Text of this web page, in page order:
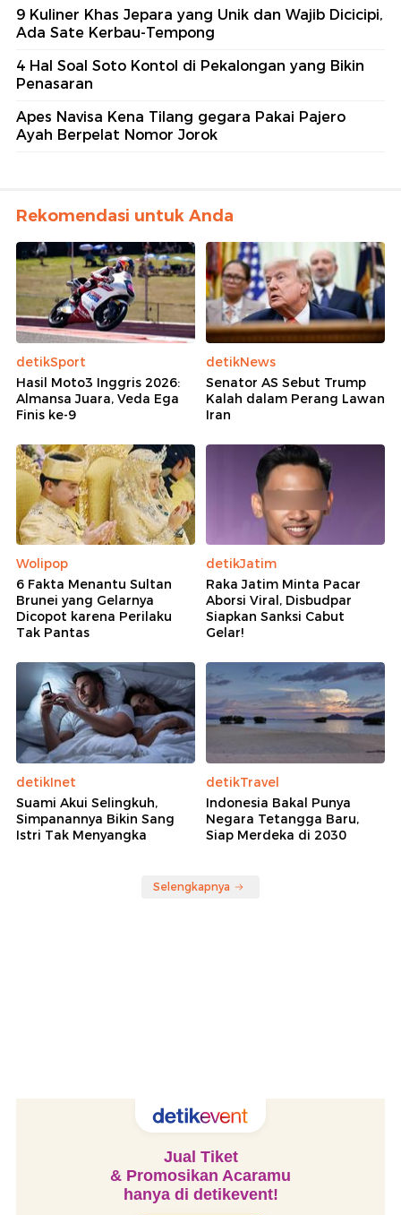
9 Kuliner Khas Jepara yang Unik dan Wajib Dicicipi,
Ada Sate Kerbau-Tempong
4 Hal Soal Soto Kontol di Pekalongan yang Bikin
Penasaran
Apes Navisa Kena Tilang gegara Pakai Pajero
Ayah Berpelat Nomor Jorok
Rekomendasi untuk Anda
detikSport
Hasil Moto3 Inggris 2026:
Almansa Juara, Veda Ega
Finis ke-9
detikNews
Senator AS Sebut Trump
Kalah dalam Perang Lawan
Iran
Wolipop
6 Fakta Menantu Sultan
Brunei yang Gelarnya
Dicopot karena Perilaku
Tak Pantas
detikJatim
Raka Jatim Minta Pacar
Aborsi Viral, Disbudpar
Siapkan Sanksi Cabut
Gelar!
detikInet
Suami Akui Selingkuh,
Simpanannya Bikin Sang
Istri Tak Menyangka
detikTravel
Indonesia Bakal Punya
Negara Tetangga Baru,
Siap Merdeka di 2030
Selengkapnya